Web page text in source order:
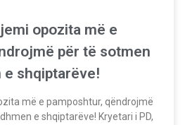
opozita më e
për të sotmen
e shqiptarëve!
më e pamposhtur, qëndrojmë
e shqiptarëve! Kryetari i PD,